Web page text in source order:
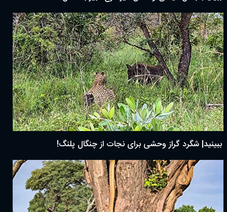
ببینید| شگرد گراز وحشی برای نجات از چنگال پلنگ!